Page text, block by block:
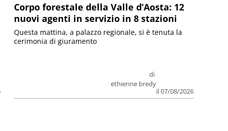
Corpo forestale della Valle d’Aosta: 12
nuovi agenti in servizio in 8 stazioni
di
ethienne bredy
il 07/08/2026
Questa mattina, a palazzo regionale, si è tenuta la
cerimonia di giuramento